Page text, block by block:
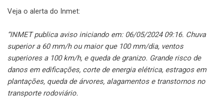
Veja o alerta do Inmet:
“INMET publica aviso iniciando em: 06/05/2024 09:16. Chuva
superior a 60 mm/h ou maior que 100 mm/dia, ventos
superiores a 100 km/h, e queda de granizo. Grande risco de
danos em edificações, corte de energia elétrica, estragos em
plantações, queda de árvores, alagamentos e transtornos no
transporte rodoviário.